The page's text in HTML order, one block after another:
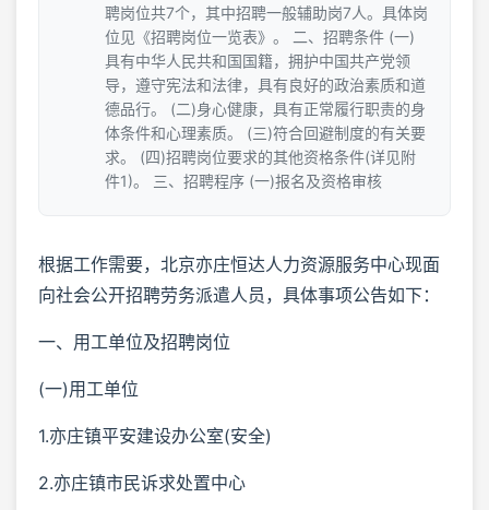
聘岗位共7个，其中招聘一般辅助岗7人。具体岗
位见《招聘岗位一览表》。 二、招聘条件 (一)
具有中华人民共和国国籍，拥护中国共产党领
导，遵守宪法和法律，具有良好的政治素质和道
德品行。 (二)身心健康，具有正常履行职责的身
体条件和心理素质。 (三)符合回避制度的有关要
求。 (四)招聘岗位要求的其他资格条件(详见附
件1)。 三、招聘程序 (一)报名及资格审核
根据工作需要，北京亦庄恒达人力资源服务中心现面
向社会公开招聘劳务派遣人员，具体事项公告如下：
一、用工单位及招聘岗位
(一)用工单位
1.亦庄镇平安建设办公室(安全)
2.亦庄镇市民诉求处置中心